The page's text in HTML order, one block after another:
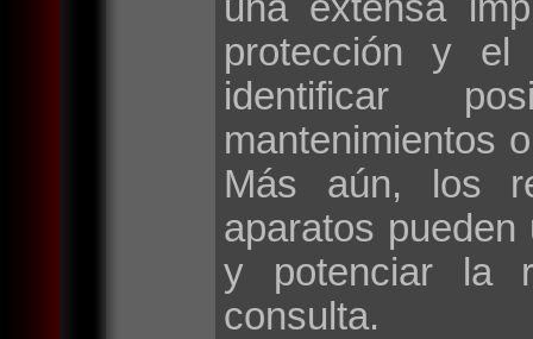
protección y el
identificar
mantenimientos
Más aún, los
aparatos
y potenciar la
consulta.